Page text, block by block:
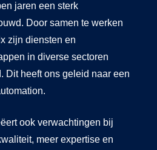
jaren een sterk
Door samen te werken
zijn diensten en
in diverse sectoren
Dit heeft ons geleid naar een
ook verwachtingen bij
meer expertise en